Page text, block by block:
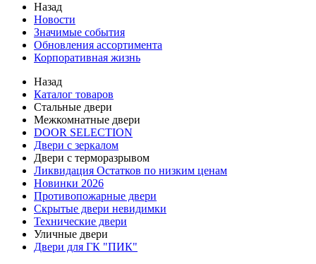
Назад
Новости
Значимые события
Обновления ассортимента
Корпоративная жизнь
Назад
Каталог товаров
Стальные двери
Межкомнатные двери
DOOR SELECTION
Двери с зеркалом
Двери с терморазрывом
Ликвидация Остатков по низким ценам
Новинки 2026
Противопожарные двери
Скрытые двери невидимки
Технические двери
Уличные двери
Двери для ГК "ПИК"